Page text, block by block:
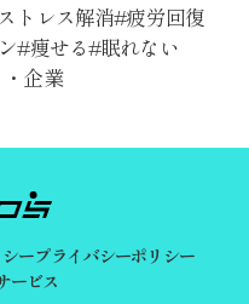
トレス解消 疲労回復
痩せる 眠れない
企業
ープライバシーポリシー
ービス